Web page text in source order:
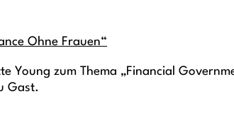
Ohne Frauen“
zum Thema „Financial
Gast.